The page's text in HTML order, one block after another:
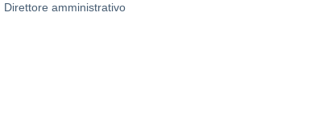
Direttore amministrativo